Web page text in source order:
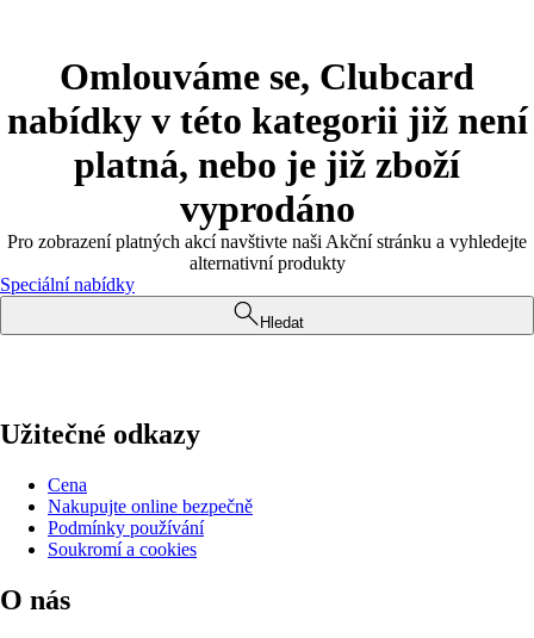
Omlouváme se, Clubcard
nabídky v této kategorii již není
platná, nebo je již zboží
vyprodáno
Pro zobrazení platných akcí navštivte naši Akční stránku a vyhledejte
alternativní produkty
Speciální nabídky
Hledat
Užitečné odkazy
Cena
Nakupujte online bezpečně
Podmínky používání
Soukromí a cookies
O nás